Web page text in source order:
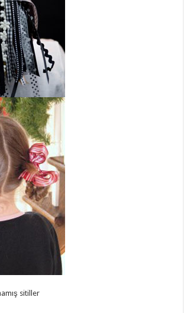
sitiller